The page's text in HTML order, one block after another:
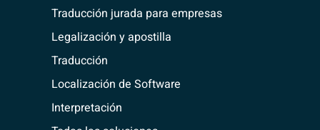
n a
Traducción jurada para empresas
Legalización y apostilla
Traducción
Localización de Software
Interpretación